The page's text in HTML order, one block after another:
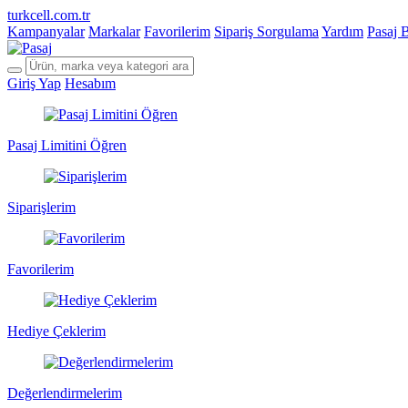
turkcell.com.tr
Kampanyalar Markalar Favorilerim Sipariş Sorgulama Yardım Pasaj
Giriş Yap Hesabım
Pasaj Limitini Öğren
Siparişlerim
Favorilerim
Hediye Çeklerim
Değerlendirmelerim